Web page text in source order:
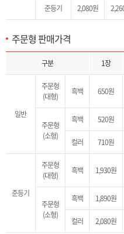
준등기 2,080원
주문형 판매가격
주문형 판매가격 목록으로 구분(일반-주문형(대형(흑백)/소형(흑백,컬러)), 준등기-주문형(대형(흑백)/소형(흑백,컬러)), 1장~6장 판매가격을 제공합니다.
구분 1장
일반
주문형
(대형)
흑백 650원
주문형
(소형)
흑백 520원
컬러 710원
준등기
주문형
(대형)
흑백 1,930원
주문형
(소형)
흑백 1,890원
컬러 2,080원